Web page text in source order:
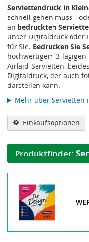
Serviettendruck in
schnell gehen muss -
an bedruckten
unser Digitaldruck oder
für Sie. Bedrucken Sie
hochwertigem 3-
Airlaid-Servietten,
Digitaldruck, der auch
darstellen kann.
Mehr über Servietten
Einkaufsoptionen
Produktfinder: